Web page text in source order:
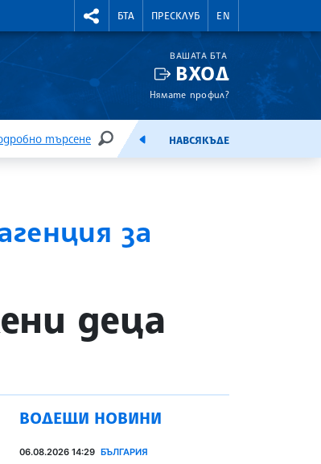
RIGHTMENU.SOCIAL
БТА ПРЕСКЛУБ EN
ВАШАТА БТА
ВХОД
Нямате профил?
търсене
ТЪРСЕНЕЕМИСИЯНАВСЯКЪДЕ
за
деца
ВОДЕЩИ НОВИНИ
06.08.2026 14:29 БЪЛГАРИЯ